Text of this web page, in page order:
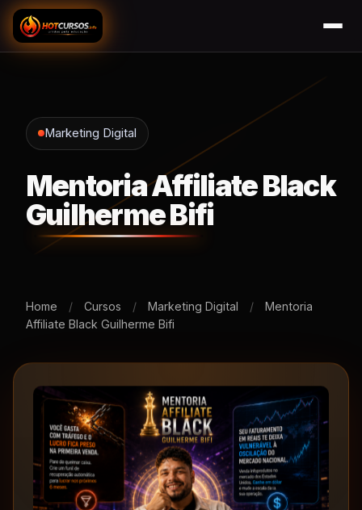
Marketing Digital
Mentoria Affiliate Black
Guilherme Bifi
Home / Cursos / Marketing Digital /
Mentoria
Affiliate Black Guilherme Bifi